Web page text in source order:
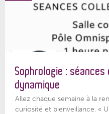
Sophrologie :
dynamique
Allez chaque semaine à la
curiosité et bienveillance. «